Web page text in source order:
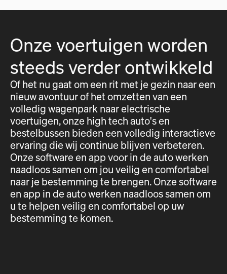
Onze voertuigen worden
steeds verder ontwikkeld
Of het nu gaat om een rit met je gezin naar een
nieuw avontuur of het omzetten van een
volledig wagenpark naar electrische
voertuigen, onze high tech auto's en
bestelbussen bieden een volledig interactieve
ervaring die wij continue blijven verbeteren.
Onze software en app voor in de auto werken
naadloos samen om jou veilig en comfortabel
naar je bestemming te brengen. Onze software
en app in de auto werken naadloos samen om
u te helpen veilig en comfortabel op uw
bestemming te komen.